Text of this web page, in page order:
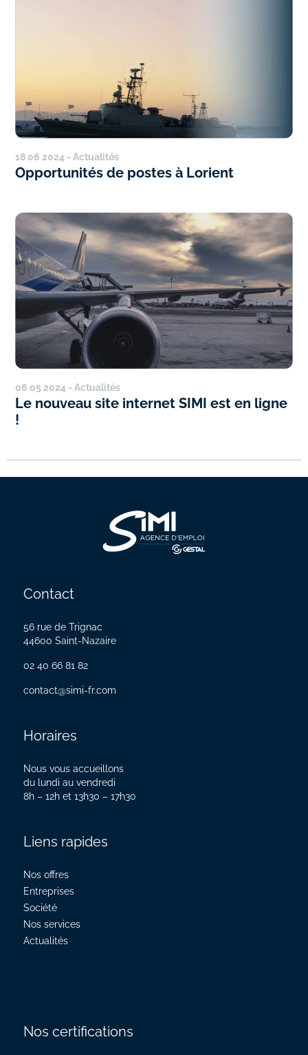
18 06 2024 - Actualités
Opportunités de postes à Lorient
06 05 2024 - Actualités
Le nouveau site internet SIMI est en ligne
!
Contact
56 rue de Trignac
44600 Saint-Nazaire
02 40 66 81 82
contact@simi-fr.com
Horaires
Nous vous accueillons
du lundi au vendredi
8h – 12h et 13h30 – 17h30
Liens rapides
Nos offres
Entreprises
Société
Nos services
Actualités
Nos certifications